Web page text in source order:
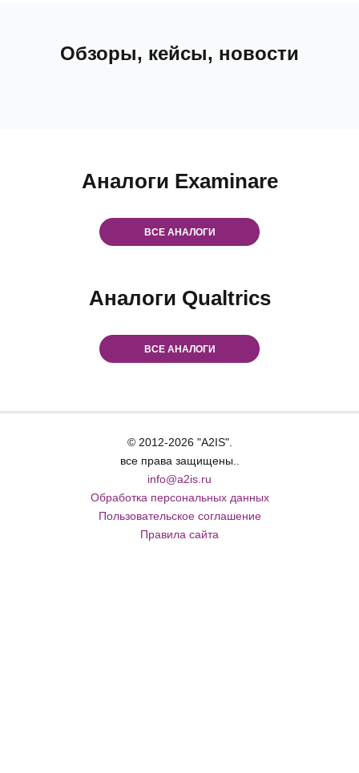
Обзоры, кейсы, новости
Аналоги Examinare
ВСЕ АНАЛОГИ
Аналоги Qualtrics
ВСЕ АНАЛОГИ
© 2012-2026 "A2IS".
все права защищены..
info@a2is.ru
Обработка персональных данных
Пользовательское соглашение
Правила сайта